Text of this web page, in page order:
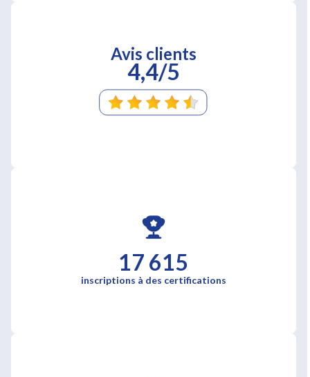
Avis clients
4,4/5
17 615
inscriptions à des certifications